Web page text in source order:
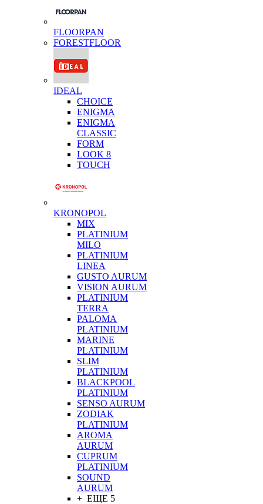
FLOORPAN
FORESTFLOOR
IDEAL
CHOICE
ENIGMA
ENIGMA
CLASSIC
FORM
LOOK 8
TOUCH
KRONOPOL
MIX
PLATINIUM
MILO
PLATINIUM
LINEA
GUSTO AURUM
VISION AURUM
PLATINIUM
TERRA
PALOMA
PLATINIUM
MARINE
PLATINIUM
SLIM
PLATINIUM
BLACKPOOL
PLATINIUM
SENSO AURUM
ZODIAK
PLATINIUM
AROMA
AURUM
CUPRUM
PLATINIUM
SOUND
AURUM
+ ЕЩЕ 5